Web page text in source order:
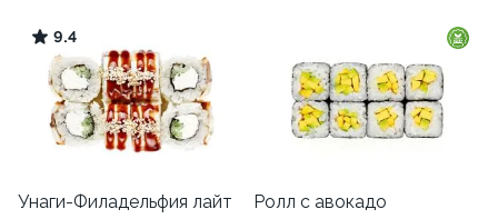
9.4
Унаги-Филадельфия лайт Ролл с авокадо